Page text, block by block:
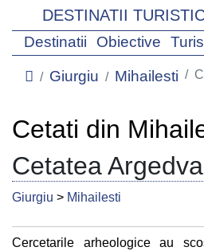
DESTINATII
Destinatii Obiective
Giurgiu Mihailesti
Cetati din
Cetatea Argedva
Giurgiu > Mihailesti
Cercetarile arheologice au